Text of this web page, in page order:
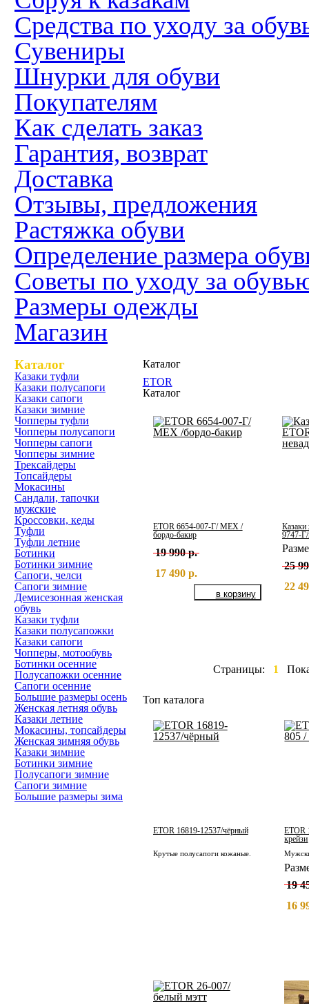
Средства по уходу за
Сувениры
Шнурки для обуви
Покупателям
Как сделать заказ
Гарантия, возврат
Доставка
Отзывы, предложения
Растяжка обуви
Определение размера
Советы по уходу за
Размеры одежды
Магазин
Каталог
Казаки туфли
Казаки полусапоги
Казаки сапоги
Казаки зимние
Чопперы туфли
Чопперы полусапоги
Чопперы сапоги
Чопперы зимние
Трексайдеры
Топсайдеры
Мокасины
Сандали, тапочки
мужские
Кроссовки, кеды
Туфли
Туфли летние
Ботинки
Ботинки зимние
Сапоги, челси
Сапоги зимние
Демисезонная женская
обувь
Казаки туфли
Казаки полусапожки
Казаки сапоги
Чопперы, мотообувь
Ботинки осенние
Полусапожки осенние
Сапоги осенние
Большие размеры осень
Женская летняя обувь
Казаки летние
Мокасины, топсайдеры
Женская зимняя обувь
Казаки зимние
Ботинки зимние
Полусапоги зимние
Сапоги зимние
Большие размеры зима
Каталог
ETOR
Каталог
ETOR 6654-007-Г/ МЕХ /
бордо-бакир
19 990 р.
17 490 р.
Казаки
9747-Г/
25
22
Страницы: 1
Топ каталога
ETOR 16819-12537/чёрный
Крутые полусапоги кожаные.
ETOR
крейзи
19
16